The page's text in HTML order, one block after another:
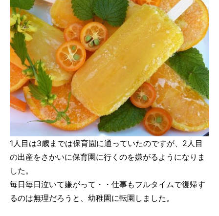
1人目は3歳までは保育園に通っていたのですが、2人目
の出産をさかいに保育園に行くのを嫌がるようになりま
した。
毎日毎日泣いて嫌がって・・仕事もフルタイムで復帰す
るのは無理だろうと、幼稚園に転園しました。